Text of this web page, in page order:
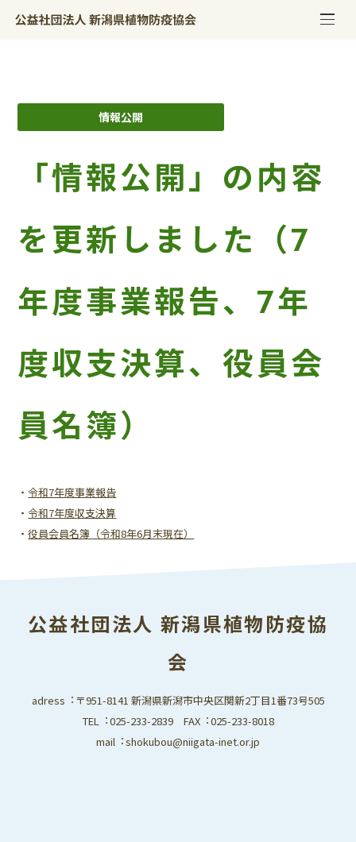
情報公開
「情報公開」の内容
を更新しました（7
年度事業報告、7年
度収支決算、役員会
員名簿）
・令和7年度事業報告
・令和7年度収支決算
・役員会員名簿（令和8年6月末現在）
公益社団法人 新潟県植物防疫協
会
adress︓〒951-8141 新潟県新潟市中央区関新2丁目1番73号505
TEL︓025-233-2839 FAX︓025-233-8018
mail︓shokubou@niigata-inet.or.jp